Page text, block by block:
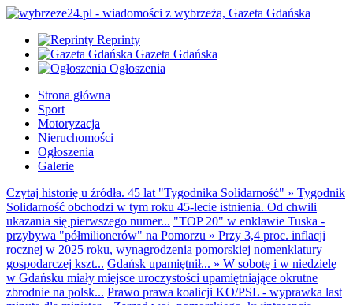
Reprinty
Gazeta Gdańska
Ogłoszenia
Strona główna
Sport
Motoryzacja
Nieruchomości
Ogłoszenia
Galerie
Czytaj historię u źródła. 45 lat "Tygodnika Solidarność" » Tygodnik
Solidarność obchodzi w tym roku 45-lecie istnienia. Od chwili
ukazania się pierwszego numer... "TOP 20" w enklawie Tuska -
przybywa "półmilionerów" na Pomorzu » Przy 3,4 proc. inflacji
rocznej w 2025 roku, wynagrodzenia pomorskiej nomenklatury
gospodarczej kszt... Gdańsk upamiętnił... » W sobotę i w niedzielę
w Gdańsku miały miejsce uroczystości upamiętniające okrutne
zbrodnie na polsk... Prawo prawa koalicji KO/PSL - wyprawka last